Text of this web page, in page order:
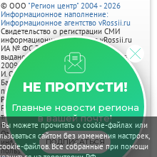
Вы можете прочитать о cookie-файлах или
сайтом без изменения настроек,
файлов. Все собранные при помощи
НЕ ПРОПУСТИ!
Главные новости региона
в вашей почте!
ПОДПИСАТЬСЯ
© ООО "Регион центр" 2004 - 2026
Информационное наполнение:
Информационное агентство vRossii.ru
Свидетельство о регистрации СМИ
информационного агентства vRossii.ru
ИА № ФС 77‑35502
выдано РОСКОМНАДЗОРом 04 марта
2009г.
И. О. Главного редактора Нарыков А. Н.
Баннеры на портале размещаются на
правах рекламы.
Реклама на портале:
Рекламное агентство "Умный маркетинг"
тел. 7-910-267-70-40,
email: umnyy.marketing@yandex.ru
Отдельные публикации могут содержать
информацию, не предназначенную для
пользователей до 18 лет.